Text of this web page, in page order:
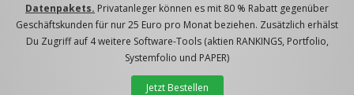
Datenpakets. Privatanleger können es mit 80 % Rabatt gegenüber
Geschäftskunden für nur 25 Euro pro Monat beziehen. Zusätzlich erhälst
Du Zugriff auf 4 weitere Software-Tools (aktien RANKINGS, Portfolio,
Systemfolio und PAPER)
Jetzt Bestellen